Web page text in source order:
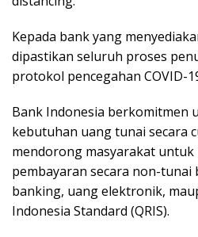
Kepada bank yang
dipastikan seluruh proses
protokol pencegahan COVID-
Bank Indonesia berkomitmen
kebutuhan uang tunai secara
mendorong masyarakat
pembayaran secara non-tunai
banking, uang elektronik,
Indonesia Standard (QRIS).